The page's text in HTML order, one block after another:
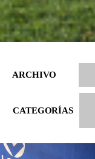
ARCHIVO
CATEGORÍAS